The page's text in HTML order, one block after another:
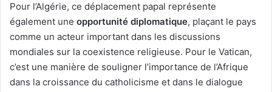
Pour l’Algérie, ce déplacement papal représente
également une opportunité diplomatique, plaçant le pays
comme un acteur important dans les discussions
mondiales sur la coexistence religieuse. Pour le Vatican,
c’est une manière de souligner l’importance de l’Afrique
dans la croissance du catholicisme et dans le dialogue